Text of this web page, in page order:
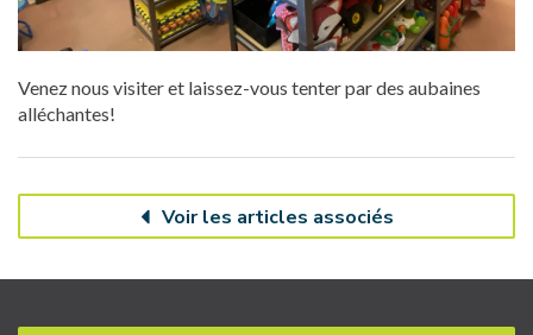
Venez nous visiter et laissez-vous tenter par des aubaines
alléchantes!
Voir les articles associés